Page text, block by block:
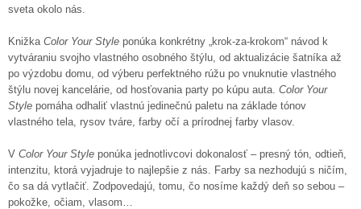
sveta okolo nás.
Knižka Color Your Style ponúka konkrétny „krok-za-krokom“ návod k
vytváraniu svojho vlastného osobného štýlu, od aktualizácie šatníka až
po výzdobu domu, od výberu perfektného rúžu po vnuknutie vlastného
štýlu novej kancelárie, od hosťovania party po kúpu auta. Color Your
Style pomáha odhaliť vlastnú jedinečnú paletu na základe tónov
vlastného tela, rysov tváre, farby očí a prírodnej farby vlasov.
V Color Your Style ponúka jednotlivcovi dokonalosť – presný tón, odtieň,
intenzitu, ktorá vyjadruje to najlepšie z nás. Farby sa nezhodujú s ničím,
čo sa dá vytlačiť. Zodpovedajú, tomu, čo nosíme každý deň so sebou –
pokožke, očiam, vlasom…